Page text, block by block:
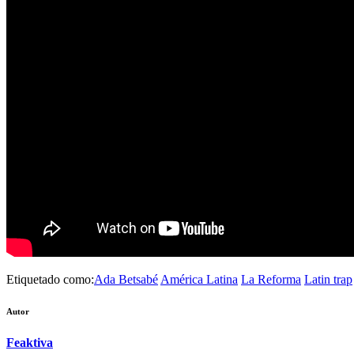
Etiquetado como:Ada BetsabéAmérica Latina La Reforma Latin trap
Autor
Feaktiva